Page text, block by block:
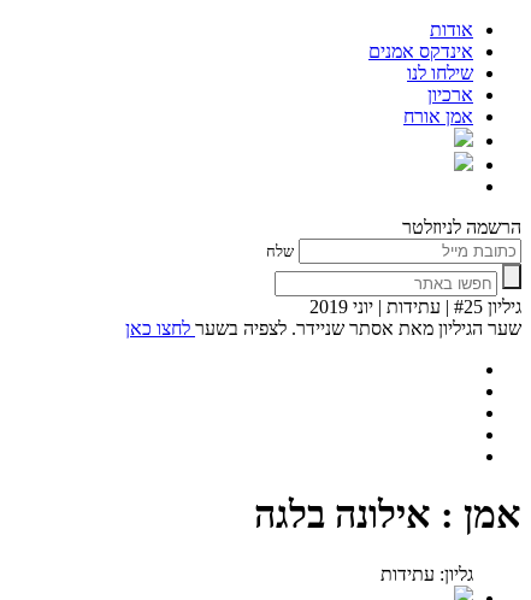
אודות
אינדקס אמנים
שילחו לנו
ארכיון
אמן אורח
הרשמה לניוזלטר
שלח
גיליון #25 | עתידות | יוני 2019
שער הגיליון מאת אסתר שניידר. לצפיה בשער לחצו כאן
אמן : אילונה בלגה
גליון: עתידות